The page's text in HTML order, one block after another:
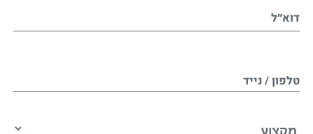
דוא״ל
טלפון / נייד